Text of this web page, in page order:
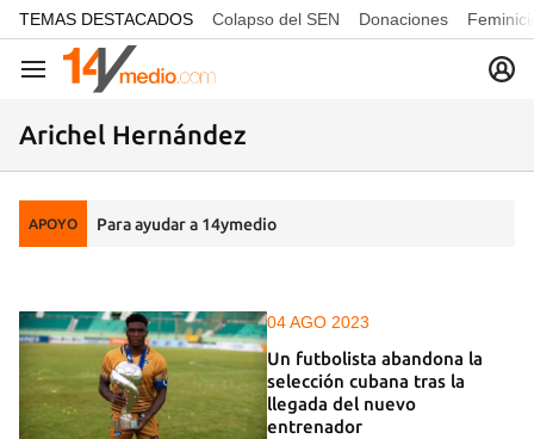
common.go-to-content
TEMAS DESTACADOS Colapso del SEN Donaciones
Navegación
Arichel Hernández
APOYO Para ayudar a 14ymedio
04 AGO 2023
Un futbolista abandona la
selección cubana tras la
llegada del nuevo
entrenador